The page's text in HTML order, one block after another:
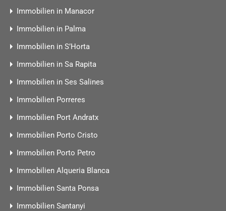
Immobilien in Manacor
Immobilien in Palma
Immobilien in S’Horta
Immobilien in Sa Rapita
Immobilien in Ses Salines
Immobilien Porreres
Immobilien Port Andratx
Immobilien Porto Cristo
Immobilien Porto Petro
Immobilien Alqueria Blanca
Immobilien Santa Ponsa
Immobilien Santanyi